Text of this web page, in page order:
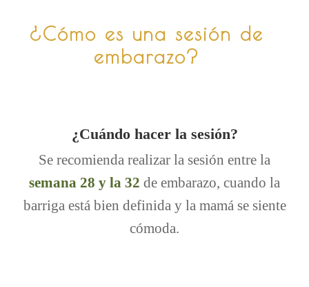
¿Cómo es una sesión de
embarazo?
¿Cuándo hacer la sesión?
Se recomienda realizar la sesión entre la
semana 28 y la 32 de embarazo, cuando la
barriga está bien definida y la mamá se siente
cómoda.